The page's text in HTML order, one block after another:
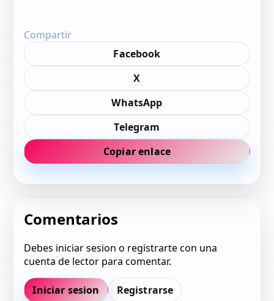
Compartir
Facebook
X
WhatsApp
Telegram
Copiar enlace
Comentarios
Debes iniciar sesion o registrarte con una
cuenta de lector para comentar.
Iniciar sesion Registrarse